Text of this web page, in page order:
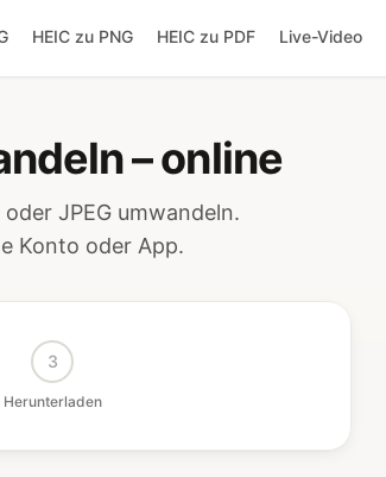
HEIC zu PNG HEIC zu PDF Live-Video
– online
JPEG umwandeln.
Konto oder App.
3
Herunterladen